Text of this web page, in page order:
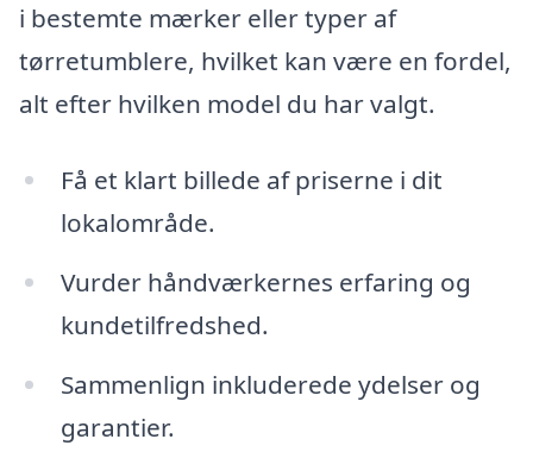
i bestemte mærker eller typer af
tørretumblere, hvilket kan være en fordel,
alt efter hvilken model du har valgt.
Få et klart billede af priserne i dit
lokalområde.
Vurder håndværkernes erfaring og
kundetilfredshed.
Sammenlign inkluderede ydelser og
garantier.